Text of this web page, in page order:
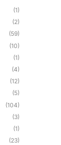
(1)
(2)
(59)
(10)
(1)
(4)
(12)
(5)
(104)
(3)
(1)
(23)